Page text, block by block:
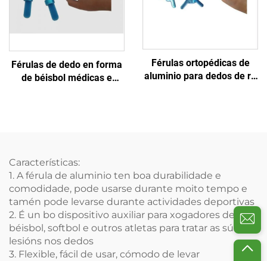
Férulas de dedo en forma
de béisbol médicas e
Férulas ortopédicas de
aluminio para dedos de rã
Características:
1. A férula de aluminio ten boa durabilidade e
comodidade, pode usarse durante moito tempo e
tamén pode levarse durante actividades deportivas
2. É un bo dispositivo auxiliar para xogadores de
béisbol, softbol e outros atletas para tratar as súas
lesións nos dedos
3. Flexible, fácil de usar, cómodo de levar